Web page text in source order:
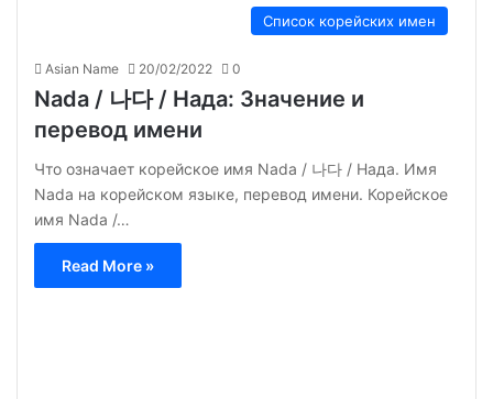
Список корейских имен
Asian Name 20/02/2022 0
Nada / 나다 / Нада: Значение и
перевод имени
Что означает корейское имя Nada / 나다 / Нада. Имя
Nada на корейском языке, перевод имени. Корейское
имя Nada /…
Read More »